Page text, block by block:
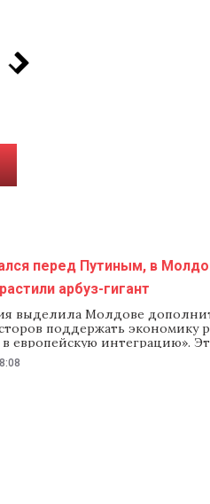
перед Путиным, в
арбуз-гигант
выделила Молдове
поддержать экономику
европейскую интеграцию».
в этом году в
и грантов от ЕС с общим